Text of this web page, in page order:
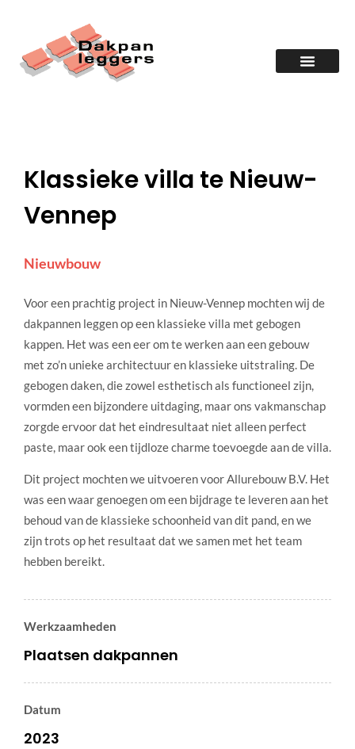
Klassieke villa te Nieuw-
Vennep
Nieuwbouw
Voor een prachtig project in Nieuw-Vennep mochten wij de
dakpannen leggen op een klassieke villa met gebogen
kappen. Het was een eer om te werken aan een gebouw
met zo’n unieke architectuur en klassieke uitstraling. De
gebogen daken, die zowel esthetisch als functioneel zijn,
vormden een bijzondere uitdaging, maar ons vakmanschap
zorgde ervoor dat het eindresultaat niet alleen perfect
paste, maar ook een tijdloze charme toevoegde aan de villa.
Dit project mochten we uitvoeren voor Allurebouw B.V. Het
was een waar genoegen om een bijdrage te leveren aan het
behoud van de klassieke schoonheid van dit pand, en we
zijn trots op het resultaat dat we samen met het team
hebben bereikt.
Werkzaamheden
Plaatsen dakpannen
Datum
2023